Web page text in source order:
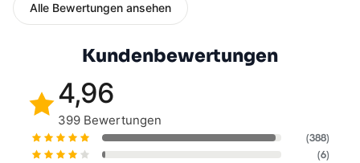
Alle Bewertungen ansehen
Kundenbewertungen
4,96
399 Bewertungen
(388)
(6)